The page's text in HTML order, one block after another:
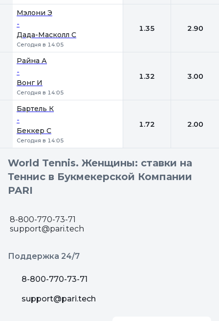
Мэлони Э
-
Дада-Масколл С
Сегодня в 14:05
1.35 2.90
Райна А
-
Вонг И
Сегодня в 14:05
1.32 3.00
Бартель К
-
Беккер С
Сегодня в 14:05
1.72 2.00
World Tennis. Женщины: ставки на
Теннис в Букмекерской Компании
PARI
8-800-770-73-71
support@pari.tech
Поддержка 24/7
8-800-770-73-71
support@pari.tech